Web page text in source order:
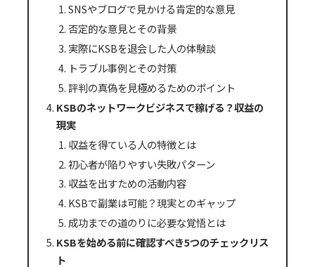
SNSやブログで見かける肯定的な意見
否定的な意見とその背景
実際にKSBを退会した人の体験談
トラブル事例とその対策
評判の真偽を見極めるためのポイント
KSBのネットワークビジネスで稼げる？収益の
現実
収益を得ている人の特徴とは
初心者が陥りやすい失敗パターン
収益を出すための活動内容
KSBで副業は可能？現実とのギャップ
成功までの道のりに必要な覚悟とは
KSBを始める前に確認すべき5つのチェックリス
ト